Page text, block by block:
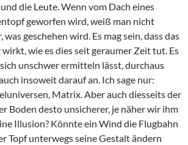
die Leute. Wenn vom Dach eines
geworfen wird, weiß man nicht
geschehen wird. Es mag sein, dass das
wie es dies seit geraumer Zeit tut. Es
unschwer ermitteln lässt, durchaus
insoweit darauf an. Ich sage nur:
Matrix. Aber auch diesseits der
Boden desto unsicherer, je näher wir ihm
Illusion? Könnte ein Wind die Flugbahn
Topf unterwegs seine Gestalt ändern